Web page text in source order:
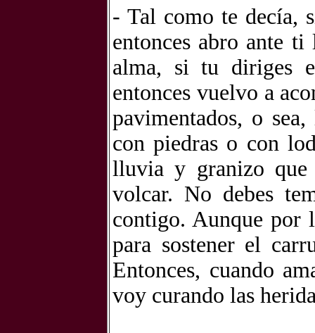
- Tal como te decía,
entonces abro ante
alma, si tu diriges
entonces vuelvo a
pavimentados, o
con piedras o con
lluvia y granizo que
volcar. No debes
contigo. Aunque por
para sostener el
Entonces, cuando
voy curando las